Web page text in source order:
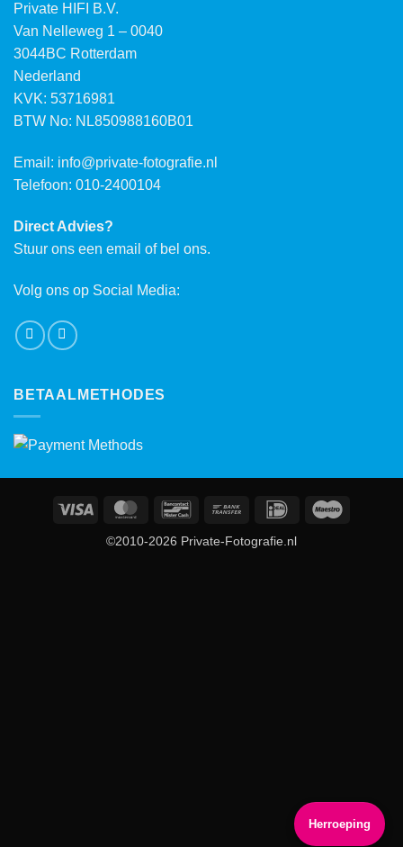
Herroeping
Private HIFI B.V.
Van Nelleweg 1 – 0040
3044BC Rotterdam
Nederland
KVK: 53716981
BTW No: NL850988160B01
Email: info@private-fotografie.nl
Telefoon: 010-2400104
Direct Advies?
Stuur ons een email of bel ons.
Volg ons op Social Media:
BETAALMETHODES
Visa MasterCardBancontactBank
IDeal
©2010-2026 Private-Fotografie.nl